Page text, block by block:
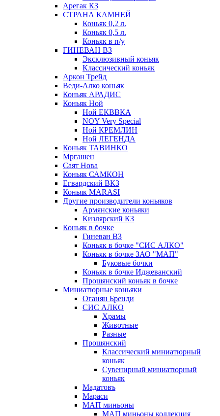
Арегак КЗ
СТРАНА КАМНЕЙ
Коньяк 0,2 л.
Коньяк 0,5 л.
Коньяк в п/у
ГИНЕВАН ВЗ
Эксклюзивный коньяк
Классический коньяк
Аркон Трейд
Веди-Алко коньяк
Коньяк АРАДИС
Коньяк Ной
Ной ЕКВВКА
NOY Very Special
Ной КРЕМЛИН
Ной ЛЕГЕНДА
Коньяк ТАВИНКО
Мргашен
Саят Нова
Коньяк САМКОН
Егвардский ВКЗ
Коньяк MARASI
Другие производители коньяков
Армянские коньяки
Кизлярский КЗ
Коньяк в бочке
Гиневан ВЗ
Коньяк в бочке "СИС АЛКО"
Коньяк в бочке ЗАО "МАП"
Буковые бочки
Коньяк в бочке Иджеванский
Прошянский коньяк в бочке
Миниатюрные коньяки
Оганян Бренди
СИС АЛКО
Храмы
Животные
Разные
Прошянский
Классический миниатюрный
коньяк
Сувенирный миниатюрный
коньяк
Мадатовъ
Мараси
МАП миньоны
МАП миньоны коллекция